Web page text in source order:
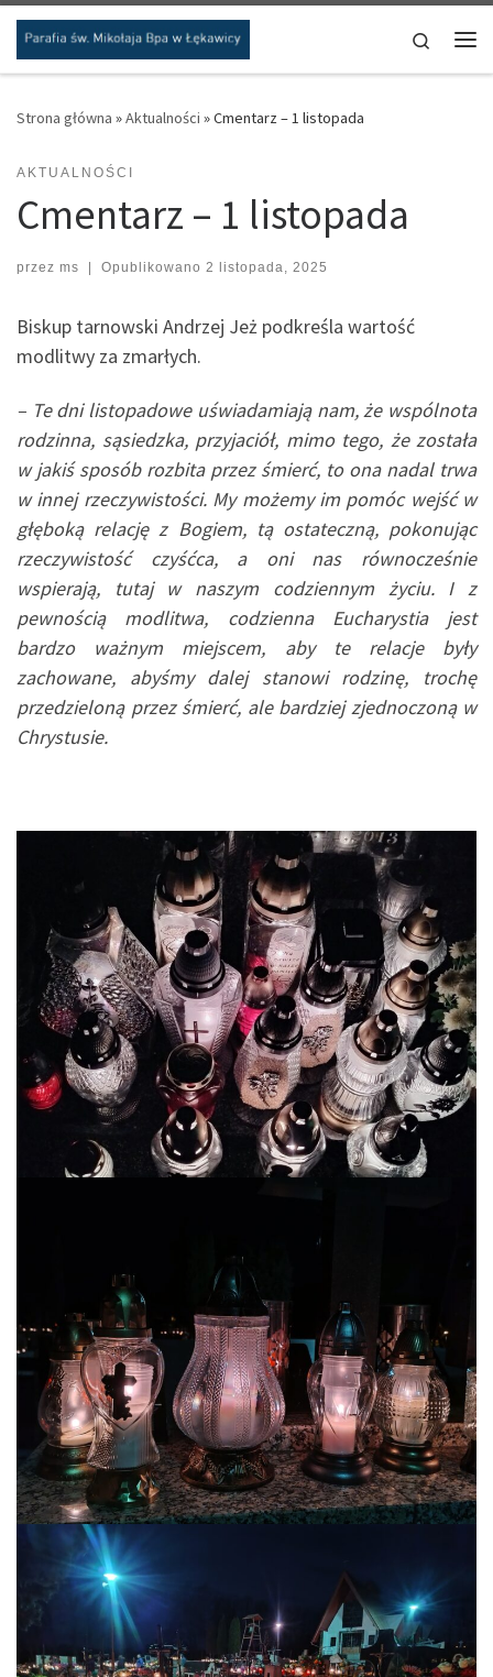
Przejdź do treści
Search
Strona główna »Aktualności »Cmentarz – 1 listopada
AKTUALNOŚCI
Cmentarz – 1 listopada
przez ms | Opublikowano 2 listopada, 2025
Biskup tarnowski Andrzej Jeż podkreśla wartość
modlitwy za zmarłych.
– Te dni listopadowe uświadamiają nam, że wspólnota
rodzinna, sąsiedzka, przyjaciół, mimo tego, że została
w jakiś sposób rozbita przez śmierć, to ona nadal trwa
w innej rzeczywistości. My możemy im pomóc wejść w
głęboką relację z Bogiem, tą ostateczną, pokonując
rzeczywistość czyśćca, a oni nas równocześnie
wspierają, tutaj w naszym codziennym życiu. I z
pewnością modlitwa, codzienna Eucharystia jest
bardzo ważnym miejscem, aby te relacje były
zachowane, abyśmy dalej stanowi rodzinę, trochę
przedzieloną przez śmierć, ale bardziej zjednoczoną w
Chrystusie.